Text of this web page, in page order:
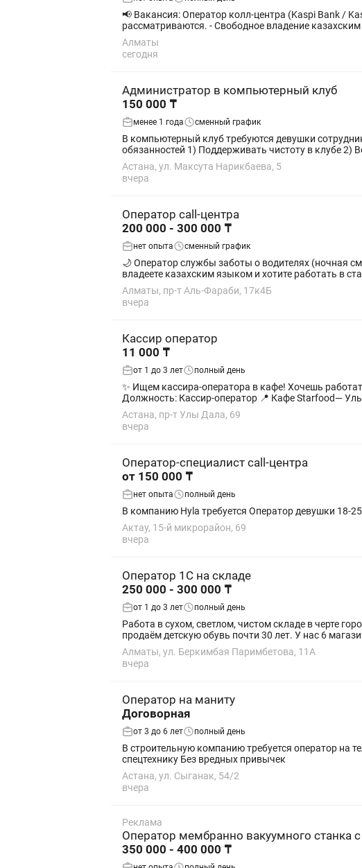
📢 Вакансия: Оператор колл-центра (Kaspi Bank / Kaspi Pay) Формат работы: Удалённо (из дома) Требования: - Возраст от 18
рассматриваются. - Свободное владение казахским
Алматы
сегодня
Администратор в компьютерный клуб
150 000 ₸
менее 1 года сменный график
В компьютерный клуб требуются девушки
обязанностей 1) Поддерживать чистоту в клубе 2)
Астана, ул. Максута Нарикбаева, 5
вчера
Оператор call-центра
200 000 - 300 000 ₸
нет опыта сменный график
🌙 Оператор службы заботы о водителях (ночная смена) Ищем операторов в нашу команду! Если вам нравится помогать людям,
владеете казахским языком и хотите работать в
Алматы, пр-т Аль-Фараби, 17к4Б
вчера
Кассир оператор
11 000 ₸
от 1 до 3 лет полный день
✨ Ищем кассира-оператора в кафе! Хочешь работать в уютной атмосфере, в стабильной компании Тогда эта вакансия точно для тебя! 🤵🏻
Должность: Кассир-оператор 📍 Кафе Starfood—
Астана, пр-т Улы Дала, 69
вчера
Оператор-специалист call-центра
от 150 000 ₸
нет опыта полный день
Актау, 15-й микрорайон, 69
вчера
Оператор 1С на складе
250 000 - 300 000 ₸
от 1 до 3 лет полный день
Работа в сухом, светлом, чистом складе в черте города в
продаём детскую обувь почти 30 лет. У нас 6
Алматы, ул. Беркимбая Паримбетова, 11А
вчера
Оператор на маниту
Договорная
от 3 до 6 лет полный день
В строительную компанию требуется оператор на телескопический
спецтехнику Без вредных привычек
Астана, ул. Сыганак, 54/2
вчера
Реклама
Оператор мембранно вакуумного станка
350 000 - 400 000 ₸